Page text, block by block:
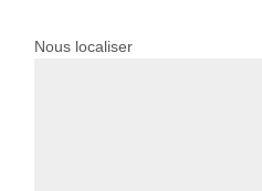
Nous localiser